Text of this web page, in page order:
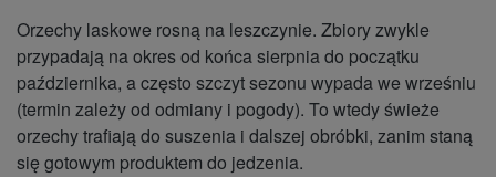
Orzechy laskowe rosną na leszczynie. Zbiory zwykle
przypadają na okres od końca sierpnia do początku
października, a często szczyt sezonu wypada we wrześniu
(termin zależy od odmiany i pogody). To wtedy świeże
orzechy trafiają do suszenia i dalszej obróbki, zanim staną
się gotowym produktem do jedzenia.